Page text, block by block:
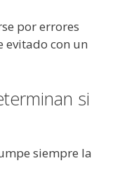
por errores
evitado con un
si
siempre la